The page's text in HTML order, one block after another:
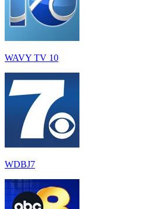
WAVY TV 10
WDBJ7